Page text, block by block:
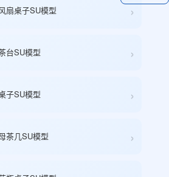
扇桌子SU模型 ›
台SU模型 ›
子SU模型 ›
茶几SU模型 ›